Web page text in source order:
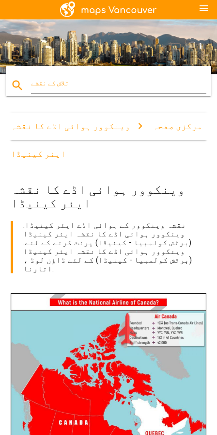
menu
search تلاش کے نقشے
مرکزی صفحہ وینکوور ہوائی اڈے کا نقشہ
ایئر کینیڈا
وینکوور ہوائی اڈے کا نقشہ
ایئر کینیڈا
نقشہ وینکوور کے ہوائی اڈے ایئر کینیڈا.
وینکوور ہوائی اڈے کا نقشہ ایئر کینیڈا
(برٹش کولمبیا - کینیڈا) پرنٹ کرنے کے لئے.
وینکوور ہوائی اڈے کا نقشہ ایئر کینیڈا
(برٹش کولمبیا - کینیڈا) کے لئے ڈاؤن لوڈ ،
اتارنا.